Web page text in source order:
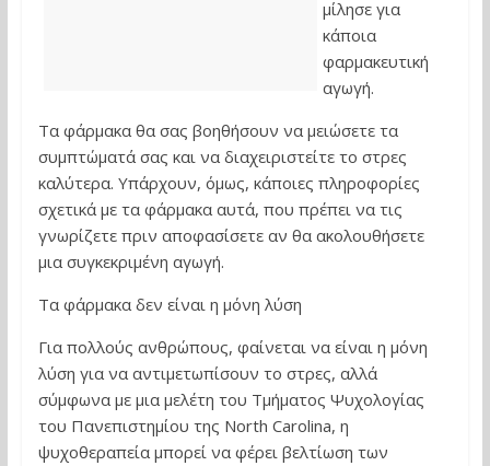
μίλησε για
κάποια
φαρμακευτική
αγωγή.
Τα φάρμακα θα σας βοηθήσουν να μειώσετε τα
συμπτώματά σας και να διαχειριστείτε το στρες
καλύτερα. Υπάρχουν, όμως, κάποιες πληροφορίες
σχετικά με τα φάρμακα αυτά, που πρέπει να τις
γνωρίζετε πριν αποφασίσετε αν θα ακολουθήσετε
μια συγκεκριμένη αγωγή.
Τα φάρμακα δεν είναι η μόνη λύση
Για πολλούς ανθρώπους, φαίνεται να είναι η μόνη
λύση για να αντιμετωπίσουν το στρες, αλλά
σύμφωνα με μια μελέτη του Τμήματος Ψυχολογίας
του Πανεπιστημίου της North Carolina, η
ψυχοθεραπεία μπορεί να φέρει βελτίωση των